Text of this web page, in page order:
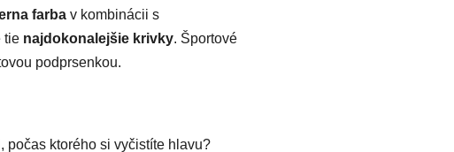
farba v kombinácii s
tie najdokonalejšie krivky. Športové
podprsenkou.
počas ktorého si vyčistíte hlavu?